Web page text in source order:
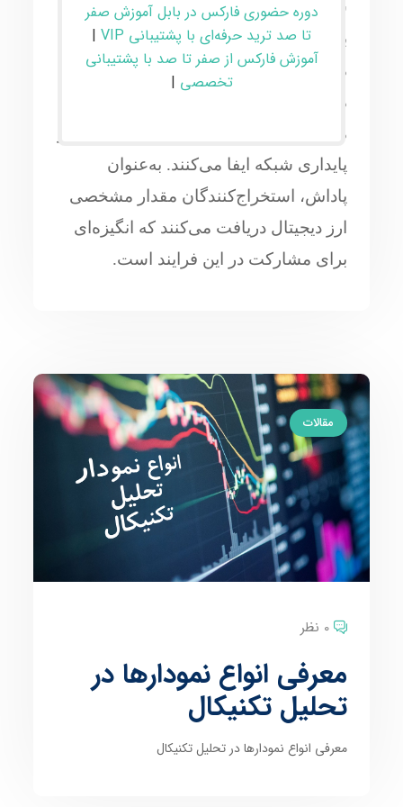
شده و در بلاک‌ها ثبت می‌شوند. این فرایند
با استفاده از توان محاسباتی برای حل
مسائل پیچیده ریاضی انجام می‌شود.
ماینرها یا استخراج‌کنندگان با ارائه توان
محاسباتی، نقش مهمی در تضمین امنیت و
پایداری شبکه ایفا می‌کنند. به‌عنوان
پاداش، استخراج‌کنندگان مقدار مشخصی
ارز دیجیتال دریافت می‌کنند که انگیزه‌ای
برای مشارکت در این فرایند است.
مقالات
0 نظر
معرفی انواع نمودارها در
تحلیل تکنیکال
معرفی انواع نمودارها در تحلیل تکنیکال
دوره حضوری فارکس در بابل آموزش صفر
تا صد ترید حرفه‌ای با پشتیبانی VIP
|
آموزش فارکس از صفر تا صد با پشتیبانی
تخصصی |